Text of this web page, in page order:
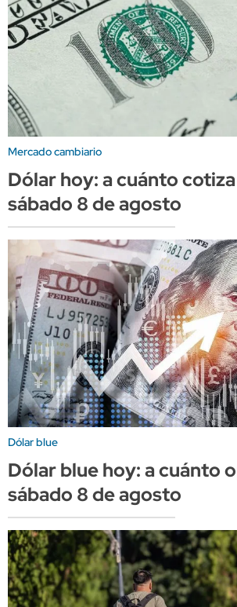
Mercado cambiario
Dólar hoy: a cuánto
sábado 8 de agosto
Dólar blue
Dólar blue hoy: a cuánto
sábado 8 de agosto